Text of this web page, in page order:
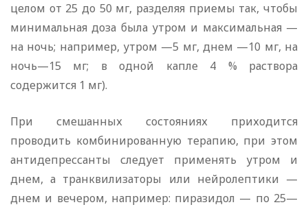
целом от 25 до 50 мг, разделяя приемы так, чтобы
минимальная доза была утром и максимальная —
на ночь; например, утром —5 мг, днем —10 мг, на
ночь—15 мг; в одной капле 4 % раствора
содержится 1 мг).
При смешанных состояниях приходится
проводить комбинированную терапию, при этом
антидепрессанты следует применять утром и
днем, а транквилизаторы или нейролептики —
днем и вечером, например: пиразидол — по 25—